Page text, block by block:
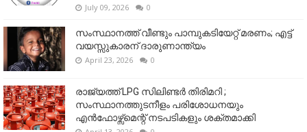
July 09, 2026 0
സംസ്ഥാനത്ത് വീണ്ടും പാമ്പുകടിയേറ്റ് മരണം; എട്ട്
വയസ്സുകാരന് ദാരുണാന്ത്യം
April 23, 2026 0
രാജ്യത്ത് LPG സിലിണ്ടർ തിരിമറി ;
സംസ്ഥാനത്തുടനീളം പരിശോധനയും
എൻഫോഴ്സ്മെന്റ് നടപടികളും ശക്തമാക്കി